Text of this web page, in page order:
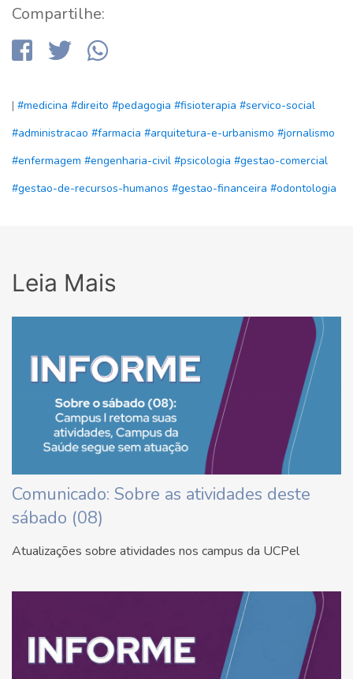
Compartilhe:
| #medicina #direito #pedagogia #fisioterapia #servico-social
#administracao #farmacia #arquitetura-e-urbanismo #jornalismo
#enfermagem #engenharia-civil #psicologia #gestao-comercial
#gestao-de-recursos-humanos #gestao-financeira #odontologia
Leia Mais
Comunicado: Sobre as atividades deste
sábado (08)
Atualizações sobre atividades nos campus da UCPel